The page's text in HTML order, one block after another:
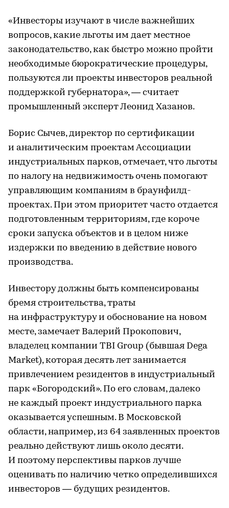
«Инвесторы изучают в числе важнейших
вопросов, какие льготы им дает местное
законодательство, как быстро можно пройти
необходимые бюрократические процедуры,
пользуются ли проекты инвесторов реальной
поддержкой губернатора», — считает
промышленный эксперт Леонид Хазанов.
Борис Сычев, директор по сертификации
и аналитическим проектам Ассоциации
индустриальных парков, отмечает, что льготы
по налогу на недвижимость очень помогают
управляющим компаниям в браунфилд-
проектах. При этом приоритет часто отдается
подготовленным территориям, где короче
сроки запуска объектов и в целом ниже
издержки по введению в действие нового
производства.
Инвестору должны быть компенсированы
бремя строительства, траты
на инфраструктуру и обоснование на новом
месте, замечает Валерий Прокопович,
владелец компании TBI Group (бывшая Dega
Market), которая десять лет занимается
привлечением резидентов в индустриальный
парк «Богородский». По его словам, далеко
не каждый проект индустриального парка
оказывается успешным. В Московской
области, например, из 64 заявленных проектов
реально действуют лишь около десяти.
И поэтому перспективы парков лучше
оценивать по наличию четко определившихся
инвесторов — будущих резидентов.